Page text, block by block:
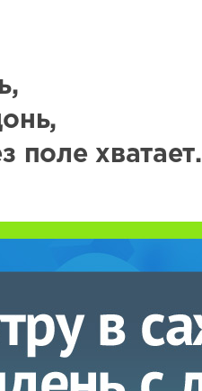
поле хватает.